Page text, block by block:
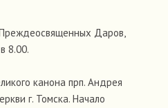
Даров,
8.00.
канона прп. Андрея
г. Томска. Начало